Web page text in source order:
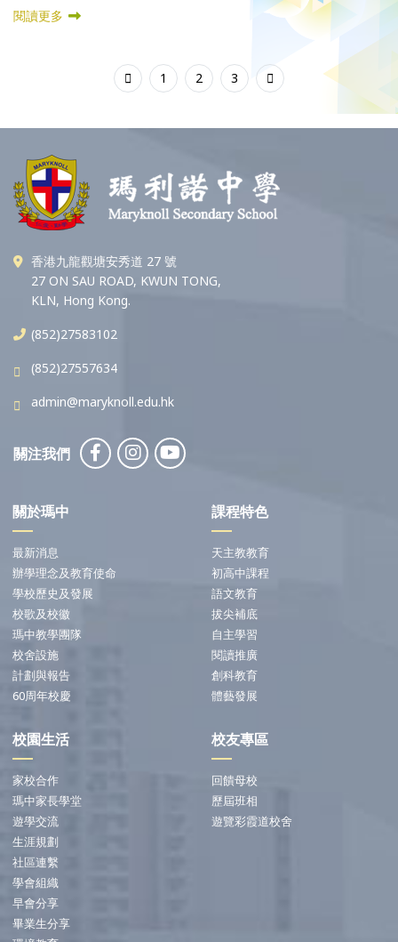
閱讀更多
1 2 3
香港九龍觀塘安秀道 27 號
27 ON SAU ROAD, KWUN TONG,
KLN, Hong Kong.
(852)27583102
(852)27557634
admin@maryknoll.edu.hk
關注我們
關於瑪中
最新消息
辦學理念及教育使命
學校歷史及發展
校歌及校徽
瑪中教學團隊
校舍設施
計劃與報告
60周年校慶
課程特色
天主教教育
初高中課程
語文教育
拔尖補底
自主學習
閱讀推廣
創科教育
體藝發展
校園生活
家校合作
瑪中家長學堂
遊學交流
生涯規劃
社區連繫
學會組織
早會分享
畢業生分享
校友專區
回饋母校
歷屆班相
遊覽彩霞道校舍